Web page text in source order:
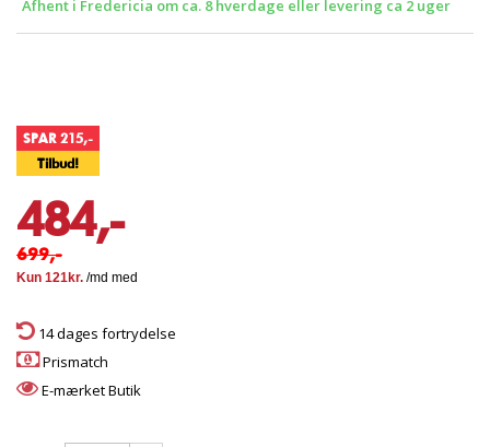
Afhent i Fredericia om ca. 8 hverdage eller levering ca 2 uger
SPAR 215,-
Tilbud!
484,-
699,-
14 dages fortrydelse
Prismatch
E-mærket Butik